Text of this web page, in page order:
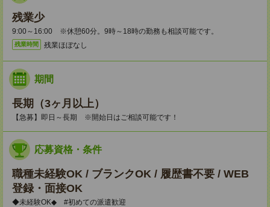
残業少
9:00～16:00 ※休憩60分。9時～18時の勤務も相談可能です。
残業時間 残業ほぼなし
期間
長期（3ヶ月以上）
【急募】即日～長期 ※開始日はご相談可能です！
応募資格・条件
職種未経験OK / ブランクOK / 履歴書不要 / WEB
登録・面接OK
◆未経験OK◆ #初めての派遣歓迎